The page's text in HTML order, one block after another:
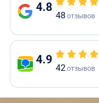
4.8
48 отзывов
4.9
42отзывов